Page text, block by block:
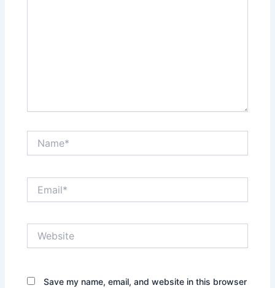
Save my name, email, and website in this browser